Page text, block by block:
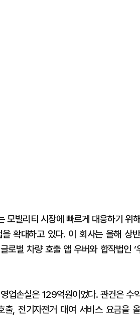
모빌리티 시장에 빠르게 대응하기 위
확대하고 있다. 이 회사는 올해 상
로벌 차량 호출 앱 우버와 합작법인 ‘
업손실은 129억원이었다. 관건은 수
, 전기자전거 대여 서비스 요금을